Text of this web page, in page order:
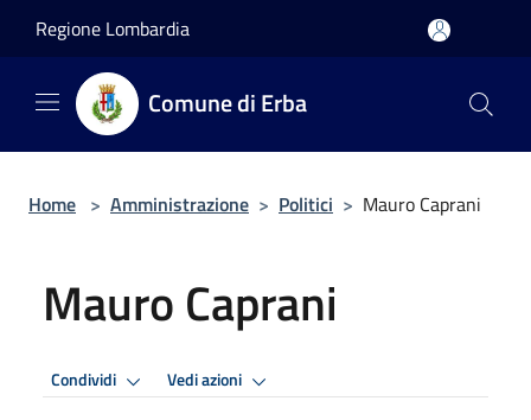
Regione Lombardia
Comune di Erba
Home > Amministrazione > Politici > Mauro Caprani
Mauro Caprani
Condividi Vedi azioni